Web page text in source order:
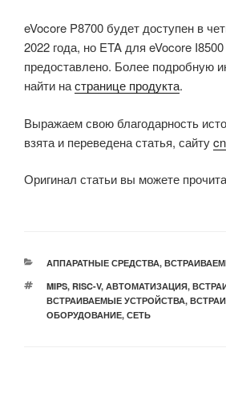
eVocore P8700 будет доступен в
2022 года, но ETA для eVocore
предоставлено. Более подробную
найти настранице продукта.
Выражаем свою благодарность
взята и переведена статья, сайту
Оригинал статьи вы можете
РУБРИКИ
АППАРАТНЫЕ СРЕДСТВА,
МЕТКИ
MIPS, RISC-V, АВТОМАТИЗАЦИЯ,
ВСТРАИВАЕМЫЕ УСТРОЙСТВА,
ОБОРУДОВАНИЕ, СЕТЬ